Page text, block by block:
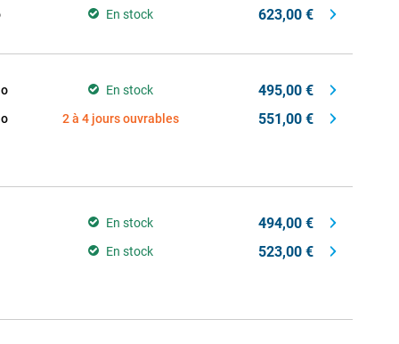
En stock 623,00 €
En stock 495,00 €
2 à 4 jours ouvrables 551,00 €
En stock 494,00 €
En stock 523,00 €